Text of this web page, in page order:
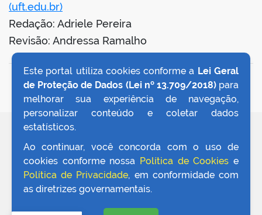
(uft.edu.br)
Redação: Adriele Pereira
Revisão: Andressa Ramalho
VOLTAR AO TOPO
Este portal utiliza cookies conforme a Lei Geral
de Proteção de Dados (Lei nº 13.709/2018)para
melhorar sua experiência de navegação,
personalizar conteúdo e coletar dados
estatísticos.
Ao continuar, você concorda com o uso de
cookies conforme nossa Política de Cookies e
Política de Privacidade, em conformidade com
as diretrizes governamentais.